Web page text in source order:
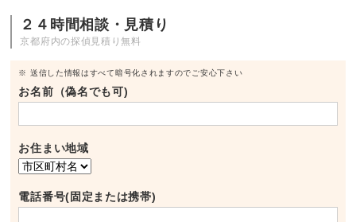
２４時間相談・見積り
京都府内の探偵見積り無料
※ 送信した情報はすべて暗号化されますのでご安心下さい
お名前（偽名でも可)
お住まい地域
電話番号(固定または携帯)